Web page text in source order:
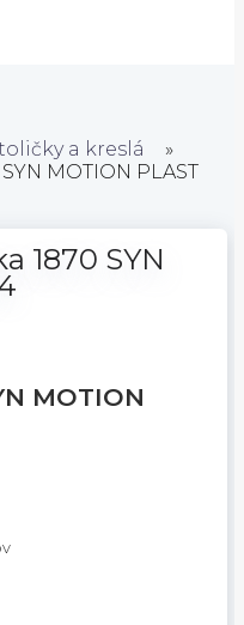
a kreslá
»
MOTION PLAST
1870 SYN
MOTION